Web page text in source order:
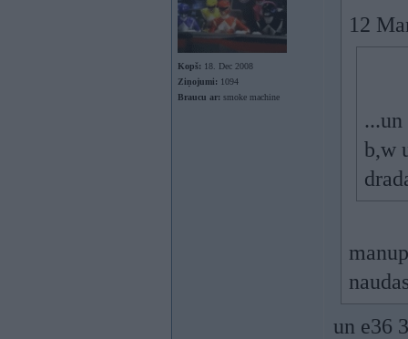
Kopš: 18. Dec 2008
Ziņojumi: 1094
Braucu ar: smoke machine
12
b,w
un e36